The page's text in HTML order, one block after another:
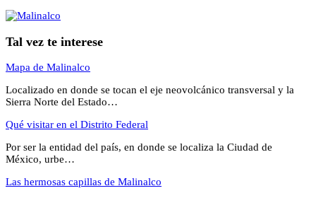
Tal vez te interese
Mapa de Malinalco
Localizado en donde se tocan el eje neovolcánico transversal y la
Sierra Norte del Estado…
Qué visitar en el Distrito Federal
Por ser la entidad del país, en donde se localiza la Ciudad de
México, urbe…
Las hermosas capillas de Malinalco